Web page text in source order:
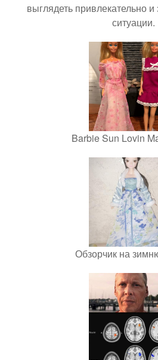
выглядеть привлекательно
ситуации.
Barbie Sun Lovin
Обзорчик на